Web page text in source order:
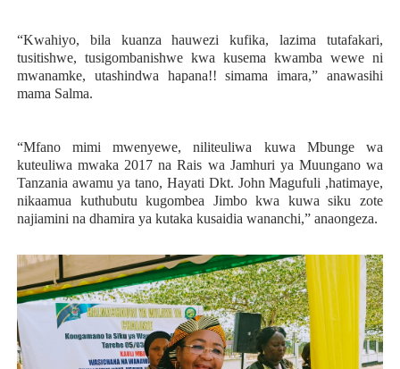
“Kwahiyo, bila kuanza hauwezi kufika, lazima tutafakari,
tusitishwe, tusigombanishwe kwa kusema kwamba wewe ni
mwanamke, utashindwa hapana!! simama imara,” anawasihi
mama Salma.
“Mfano mimi mwenyewe, niliteuliwa kuwa Mbunge wa
kuteuliwa mwaka 2017 na Rais wa Jamhuri ya Muungano wa
Tanzania awamu ya tano, Hayati Dkt. John Magufuli ,hatimaye,
nikaamua kuthubutu kugombea Jimbo kwa kuwa siku zote
najiamini na dhamira ya kutaka kusaidia wananchi,” anaongeza.